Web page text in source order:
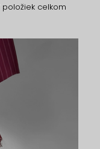
položiek celkom